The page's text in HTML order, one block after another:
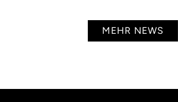
MEHR NEWS